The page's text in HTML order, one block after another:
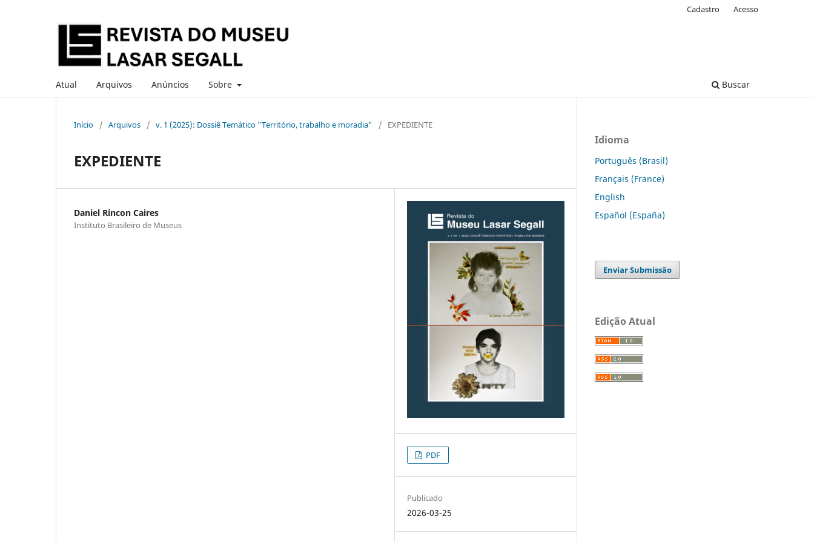
Atual Arquivos Anúncios Sobre Buscar
Cadastro Acesso
Início / Arquivos / v. 1 (2025): Dossiê Temático "Território, trabalho e moradia" / EXPEDIENTE
EXPEDIENTE
Daniel Rincon Caires
Instituto Brasileiro de Museus
PDF
Publicado
2026-03-25
Idioma
Português (Brasil)
Français (France)
English
Español (España)
Enviar Submissão
Edição Atual